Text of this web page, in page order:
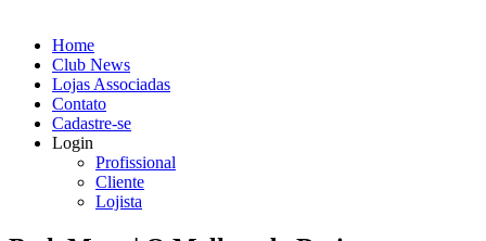
Home
Club News
Lojas Associadas
Contato
Cadastre-se
Login
Profissional
Cliente
Lojista